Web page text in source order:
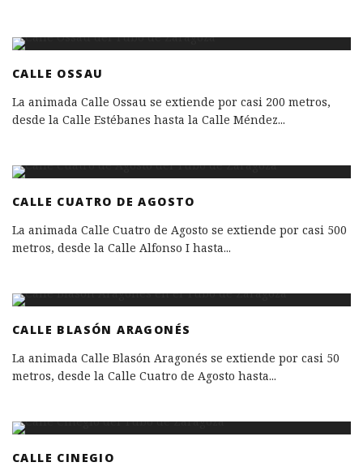
CALLE OSSAU
La animada Calle Ossau se extiende por casi 200 metros,
desde la Calle Estébanes hasta la Calle Méndez...
CALLE CUATRO DE AGOSTO
La animada Calle Cuatro de Agosto se extiende por casi 500
metros, desde la Calle Alfonso I hasta...
CALLE BLASÓN ARAGONÉS
La animada Calle Blasón Aragonés se extiende por casi 50
metros, desde la Calle Cuatro de Agosto hasta...
CALLE CINEGIO